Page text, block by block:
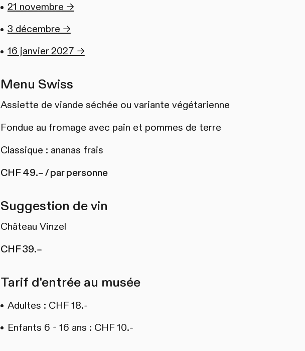
21 novembre →
3 décembre →
16 janvier 2027 →
Menu Swiss
Assiette de viande séchée ou variante végétarienne
Fondue au fromage avec pain et pommes de terre
Classique : ananas frais
CHF 49.– / par personne
Suggestion de vin
Château Vinzel
CHF 39.–
Tarif d'entrée au musée
Adultes : CHF 18.-
Enfants 6 - 16 ans : CHF 10.-